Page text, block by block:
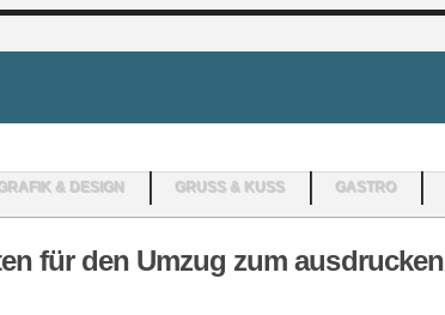
& DESIGN GRUSS & KUSS GASTRO
für den Umzug zum ausdrucken